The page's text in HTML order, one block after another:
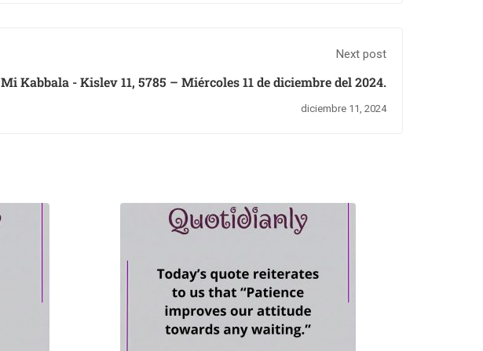
Next post
Mi Kabbala - Kislev 11, 5785 – Miércoles 11 de diciembre del 2024.
diciembre 11, 2024